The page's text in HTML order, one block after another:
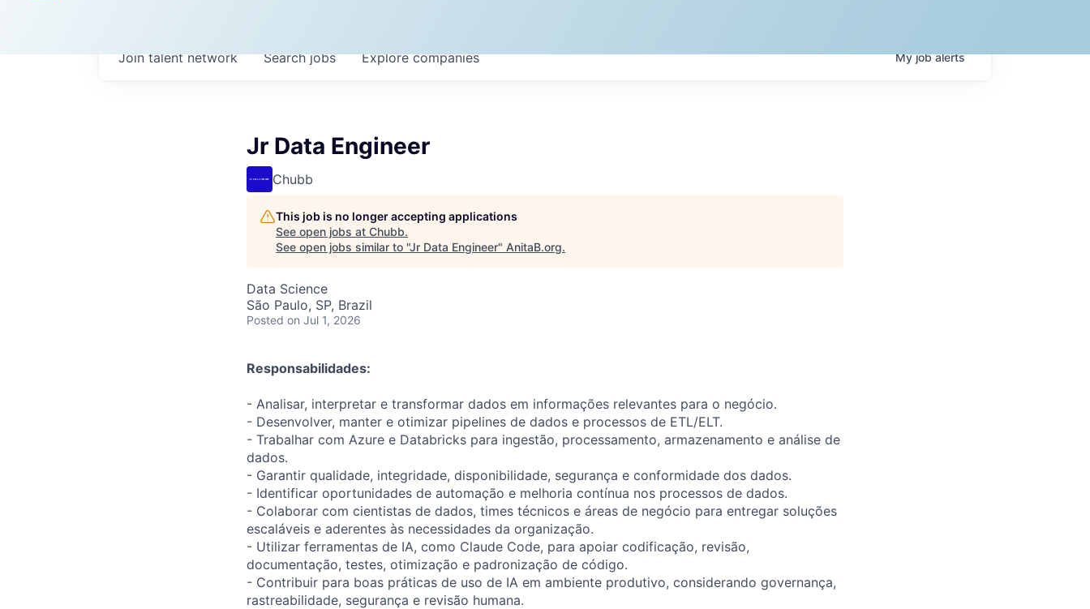
Searchjobs Explorecompanies
Join talent network Myjobalerts
Jr Data Engineer
Chubb
This job is no longer accepting applications
See open jobs at Chubb.
See open jobs similar to "Jr Data Engineer" AnitaB.org.
Data Science
São Paulo, SP, Brazil
Posted on Jul 1, 2026
Responsabilidades:
- Analisar, interpretar e transformar dados em informações relevantes para o negócio.
- Desenvolver, manter e otimizar pipelines de dados e processos de ETL/ELT.
- Trabalhar com Azure e Databricks para ingestão, processamento, armazenamento e análise de
dados.
- Garantir qualidade, integridade, disponibilidade, segurança e conformidade dos dados.
- Identificar oportunidades de automação e melhoria contínua nos processos de dados.
- Colaborar com cientistas de dados, times técnicos e áreas de negócio para entregar soluções
escaláveis e aderentes às necessidades da organização.
- Utilizar ferramentas de IA, como Claude Code, para apoiar codificação, revisão,
documentação, testes, otimização e padronização de código.
- Contribuir para boas práticas de uso de IA em ambiente produtivo, considerando governança,
rastreabilidade, segurança e revisão humana.